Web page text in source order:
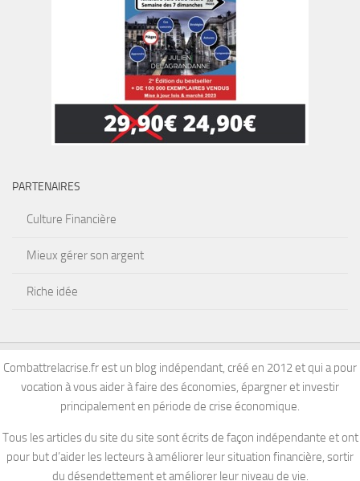
PARTENAIRES
Culture Financière
Mieux gérer son argent
Riche idée
Combattrelacrise.fr est un blog indépendant, créé en 2012 et qui a pour
vocation à vous aider à faire des économies, épargner et investir
principalement en période de crise économique.
Tous les articles du site du site sont écrits de façon indépendante et ont
pour but d’aider les lecteurs à améliorer leur situation financière, sortir
du désendettement et améliorer leur niveau de vie.